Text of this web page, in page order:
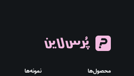
محصول‌ها نمونه‌ها